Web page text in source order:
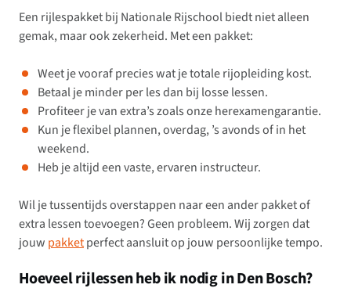
Een rijlespakket bij Nationale Rijschool biedt niet alleen
gemak, maar ook zekerheid. Met een pakket:
Weet je vooraf precies wat je totale rijopleiding kost.
Betaal je minder per les dan bij losse lessen.
Profiteer je van extra’s zoals onze herexamengarantie.
Kun je flexibel plannen, overdag, ’s avonds of in het
weekend.
Heb je altijd een vaste, ervaren instructeur.
Wil je tussentijds overstappen naar een ander pakket of
extra lessen toevoegen? Geen probleem. Wij zorgen dat
jouw pakketperfect aansluit op jouw persoonlijke tempo.
Hoeveel rijlessen heb ik nodig in Den Bosch?